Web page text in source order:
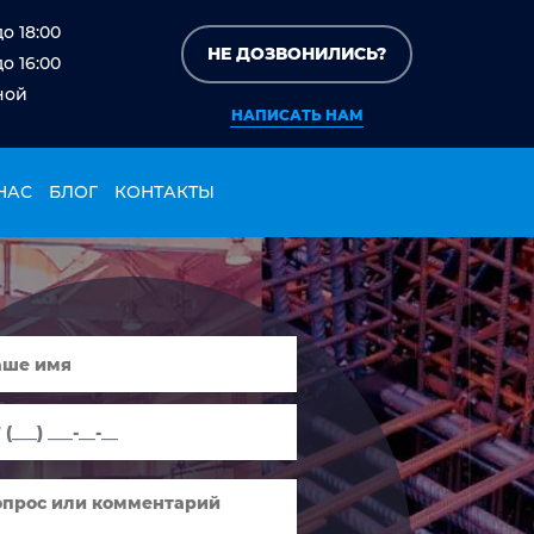
18:00
16:00
НЕ ДОЗВОНИЛИСЬ?
НАПИСАТЬ НАМ
БЛОГ КОНТАКТЫ